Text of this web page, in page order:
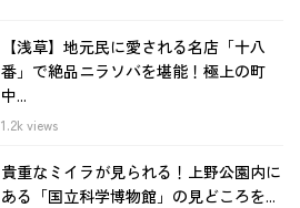
【浅草】地元民に愛される名店「十八
番」で絶品ニラソバを堪能！極上の町
中...
1.2k views
貴重なミイラが見られる！上野公園内に
ある「国立科学博物館」の見どころを...